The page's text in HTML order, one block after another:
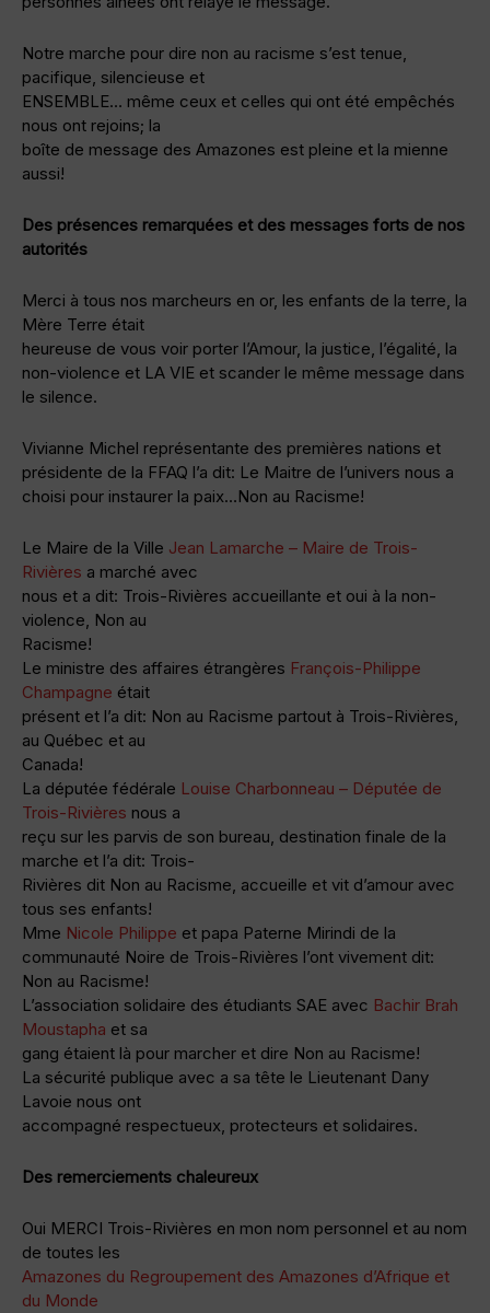
Notre marche pour dire non au racisme s’est tenue,
pacifique, silencieuse et
ENSEMBLE… même ceux et celles qui ont été empêchés
nous ont rejoins; la
boîte de message des Amazones est pleine et la mienne
aussi!
Des présences remarquées et des messages forts de nos
autorités
Merci à tous nos marcheurs en or, les enfants de la terre, la
Mère Terre était
heureuse de vous voir porter l’Amour, la justice, l’égalité, la
non-violence et LA VIE et scander le même message dans
le silence.
Vivianne Michel représentante des premières nations et
présidente de la FFAQ l’a dit: Le Maitre de l’univers nous a
choisi pour instaurer la paix…Non au Racisme!
Le Maire de la Ville Jean Lamarche – Maire de Trois-
Rivières a marché avec
nous et a dit: Trois-Rivières accueillante et oui à la non-
violence, Non au
Racisme!
Le ministre des affaires étrangères François-Philippe
Champagne était
présent et l’a dit: Non au Racisme partout à Trois-Rivières,
au Québec et au
Canada!
La députée fédérale Louise Charbonneau – Députée de
Trois-Rivières nous a
reçu sur les parvis de son bureau, destination finale de la
marche et l’a dit: Trois-
Rivières dit Non au Racisme, accueille et vit d’amour avec
tous ses enfants!
Mme Nicole Philippe et papa Paterne Mirindi de la
communauté Noire de Trois-Rivières l’ont vivement dit:
Non au Racisme!
L’association solidaire des étudiants SAE avec Bachir Brah
Moustapha et sa
gang étaient là pour marcher et dire Non au Racisme!
La sécurité publique avec a sa tête le Lieutenant Dany
Lavoie nous ont
accompagné respectueux, protecteurs et solidaires.
Des remerciements chaleureux
Oui MERCI Trois-Rivières en mon nom personnel et au nom
de toutes les
Amazones du Regroupement des Amazones d’Afrique et
du Monde